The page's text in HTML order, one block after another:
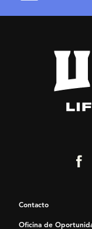
Contacto
Oficina de